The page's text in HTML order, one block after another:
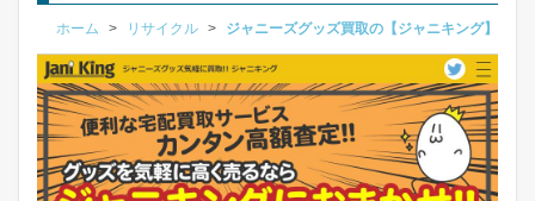
ホーム > リサイクル > ジャニーズグッズ買取の【ジャニキング】